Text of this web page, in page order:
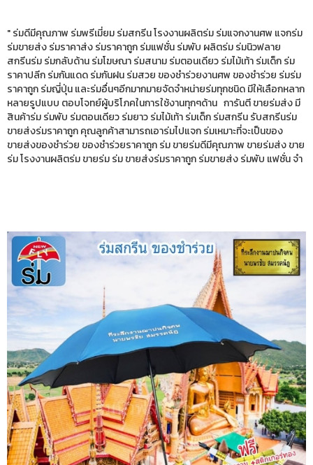
" ร่มดีมีคุณภาพ ร่มพรีเมี่ยม ร่มสกรีน โรงงานผลิตร่ม ร่มแจกงานศพ แจกร่ม
ร่มขายส่ง ร่มราคาส่ง ร่มราคาถูก ร่มแฟชั่น ร่มพับ ผลิตร่ม ร่มนิวฟลาย
สกรีนร่ม ร่มกลับด้าน ร่มโฆษณา ร่มสนาม ร่มตอนเดียว ร่มไม้เท้า ร่มเด็ก ร่ม
ราคาปลีก ร่มกันแดด ร่มกันฝน ร่มสวย ของชำร่วยงานศพ ของชำร่วย ร่มร่ม
ราคาถูก ร่มญี่ปุ่น และร่มอื่นๆอีกมากมายจัดจำหน่ายร่มทุกชนิด มีให้เลือกหลาก
หลายรูปแบบ ตอบโจทย์ผู้บริโภคในการใช้งานทุกๆด้าน การันตี ขายร่มส่ง มี
สินค้าร่ม ร่มพับ ร่มตอนเดียว ร่มยาว ร่มไม้เท้า ร่มเด็ก ร่มสกรีน รับสกรีนร่ม
ขายส่งร่มราคาถูก คุณลูกค้าสามารถเอาร่มไปแจก ร่มเหมาะที่จะเป็นของ
ขายส่งของชำร่วย ของชำร่วยราคาถูก ร่ม ขายร่มดีมีคุณภาพ ขายร่มส่ง ขาย
ร่ม โรงงานผลิตร่ม ขายร่ม ร่ม ขายส่งร่มราคาถูก ร่มขายส่ง ร่มพับ แฟชั่น จำ